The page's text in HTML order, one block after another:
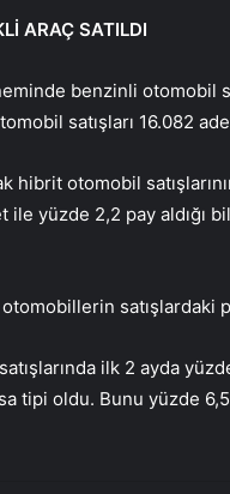
ARAÇ SATILDI
benzinli otomobil
satışları 16.082
hibrit otomobil
ile yüzde 2,2 pay aldığı
satışlardaki
ilk 2 ayda
tipi oldu. Bunu yüzde